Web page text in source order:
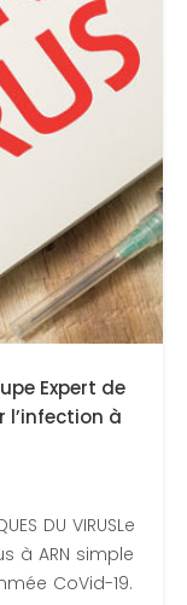
Expert de
l’infection à
DU VIRUSLe
à ARN simple
CoVid-19.